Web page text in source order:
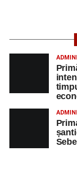
Primăria
apelului la
Duminică,
cea de-a
de Sebeș”
Primul
2026 a
au venit la